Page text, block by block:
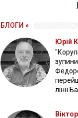
БЛОГИ »
Юрій
лінії